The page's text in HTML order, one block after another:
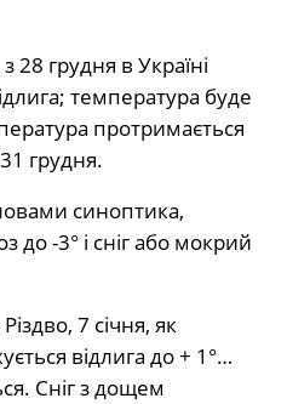
28 грудня в Україні
температура буде
протримається
грудня.
синоптика,
до -3° і сніг або мокрий
7 січня, як
відлига до + 1°…
Сніг з дощем